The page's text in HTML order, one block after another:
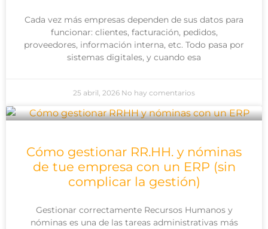
Cada vez más empresas dependen de sus datos para
funcionar: clientes, facturación, pedidos,
proveedores, información interna, etc. Todo pasa por
sistemas digitales, y cuando esa
25 abril, 2026 No hay comentarios
Cómo gestionar RR.HH. y nóminas
de tue empresa con un ERP (sin
complicar la gestión)
Gestionar correctamente Recursos Humanos y
nóminas es una de las tareas administrativas más